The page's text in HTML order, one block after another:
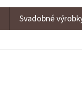
Svadobné